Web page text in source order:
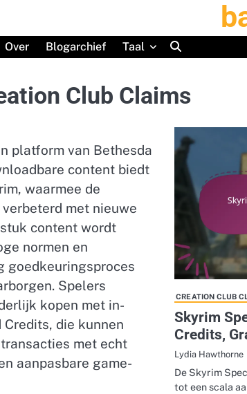
Over Blogarchief Taal
Club Claims
platform van Bethesda
content biedt
waarmee de
met nieuwe
content wordt
normen en
goedkeuringsproces
Spelers
kopen met in-
die kunnen
met echt
aanpasbare game-
CREATION CLUB
Skyrim
Credits,
Lydia Hawthorne
De Skyrim
tot een scala